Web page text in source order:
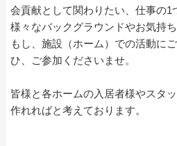
会貢献として関わりたい、仕事の1
様々なバックグラウンドやお気持
もし、施設（ホーム）での活動に
ひ、ご参加くださいませ。
皆様と各ホームの入居者様やスタ
作れればと考えております。